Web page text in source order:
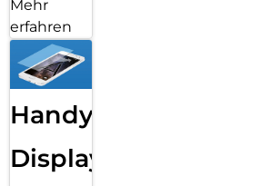
Mehr
erfahren
Handy
Displayfolie